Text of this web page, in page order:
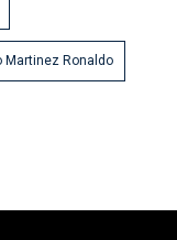
Martinez Ronaldo